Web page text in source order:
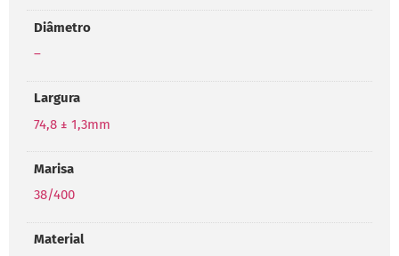
Diâmetro
–
Largura
74,8 ± 1,3mm
Marisa
38/400
Material